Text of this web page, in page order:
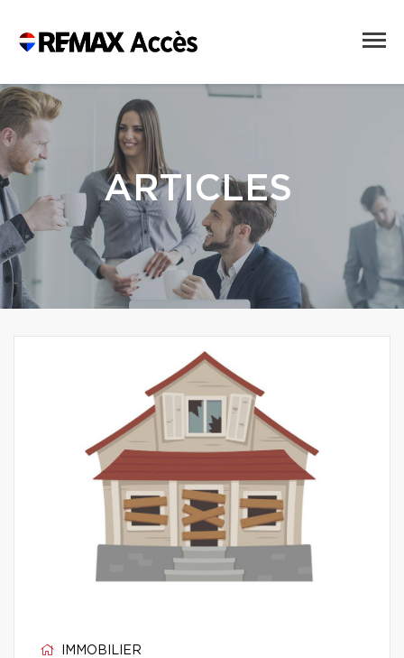
ARTICLES
IMMOBILIER